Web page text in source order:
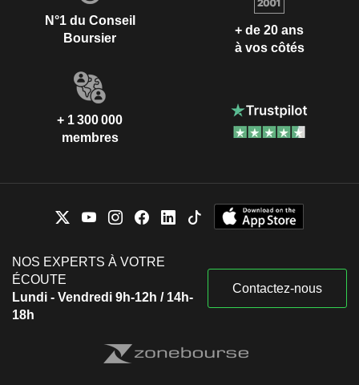
N°1 du Conseil
Boursier
+ de 20 ans
à vos côtés
+ 1 300 000
membres
NOS EXPERTS À VOTRE
ÉCOUTE
Lundi - Vendredi 9h-12h / 14h-
18h
Contactez-nous